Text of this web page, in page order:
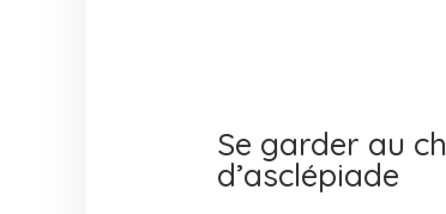
Se garder au
d’asclépiade